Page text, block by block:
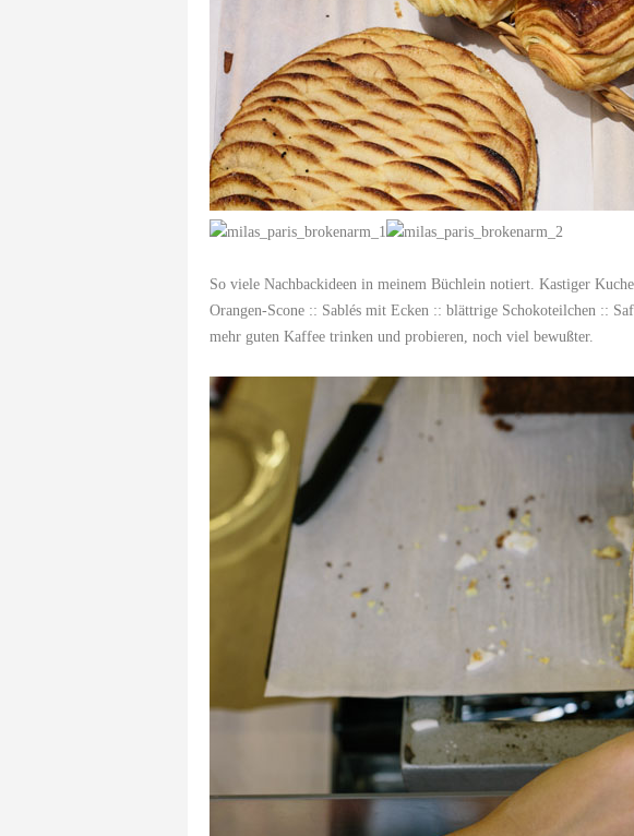
So viele Nachbackideen in meinem Büchlein notiert. Kastiger
Orangen-Scone :: Sablés mit Ecken :: blättrige Schokoteilchen ::
mehr guten Kaffee trinken und probieren, noch viel bewußter.